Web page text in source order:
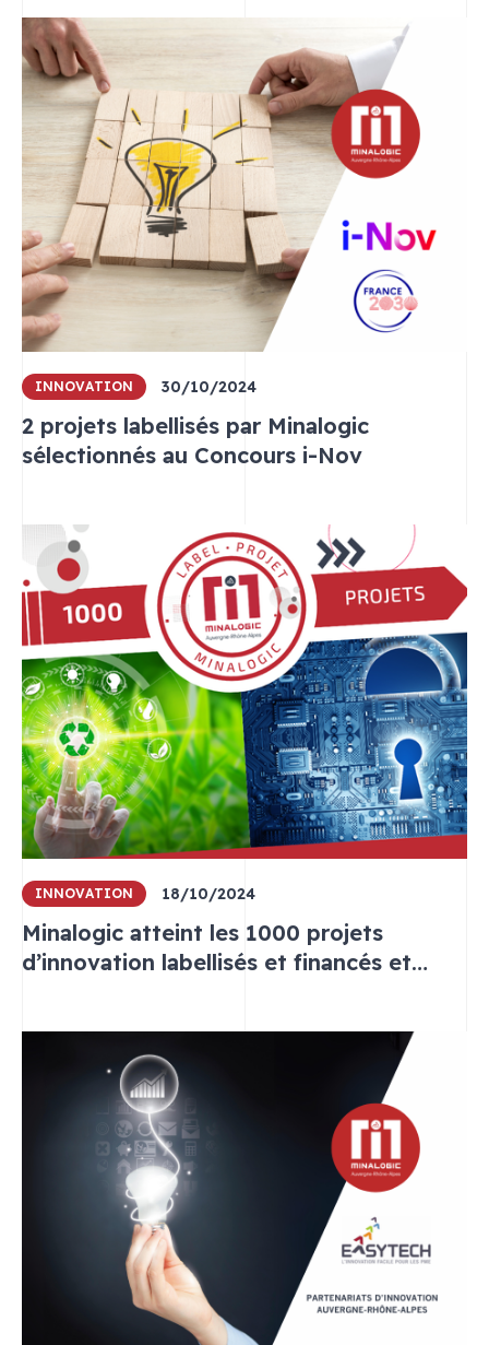
INNOVATION 30/10/2024
2 projets labellisés par Minalogic
sélectionnés au Concours i-Nov
INNOVATION 18/10/2024
Minalogic atteint les 1000 projets
d’innovation labellisés et financés et